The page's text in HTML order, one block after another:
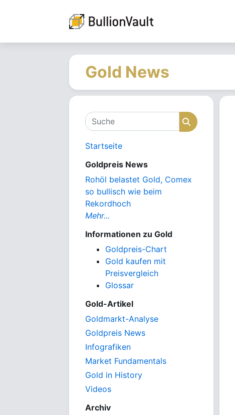
Gold News
Suche Suche
Startseite
Goldpreis News
Rohöl belastet Gold, Comex
so bullisch wie beim
Rekordhoch
Mehr...
Informationen zu Gold
Goldpreis-Chart
Gold kaufen mit
Preisvergleich
Glossar
Gold-Artikel
Goldmarkt-Analyse
Goldpreis News
Infografiken
Market Fundamentals
Gold in History
Videos
Archiv